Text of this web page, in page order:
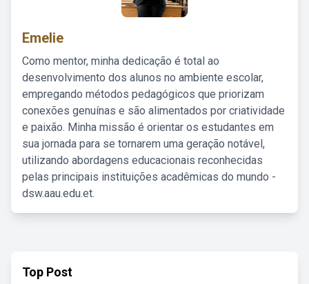
Emelie
Como mentor, minha dedicação é total ao
desenvolvimento dos alunos no ambiente escolar,
empregando métodos pedagógicos que priorizam
conexões genuínas e são alimentados por criatividade
e paixão. Minha missão é orientar os estudantes em
sua jornada para se tornarem uma geração notável,
utilizando abordagens educacionais reconhecidas
pelas principais instituições acadêmicas do mundo -
dsw.aau.edu.et.
Top Post